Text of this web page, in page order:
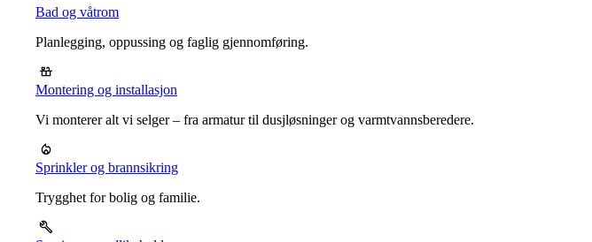
Bad og våtrom
Planlegging, oppussing og faglig gjennomføring.
Montering og installasjon
Vi monterer alt vi selger – fra armatur til dusjløsninger og varmtvannsberedere.
Sprinkler og brannsikring
Trygghet for bolig og familie.